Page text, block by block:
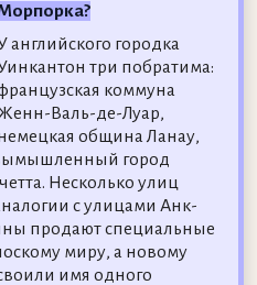
английского городка
три побратима:
коммуна
Валь-де-Луар,
община Ланау,
город
Несколько улиц
с улицами Анк-
продают специальные
миру, а новому
имя одного